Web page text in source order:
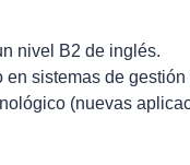
nivel B2 de inglés.
sistemas de gestión
(nuevas